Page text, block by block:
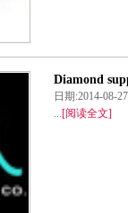
Diamond
日期:2014-
[阅读全文]